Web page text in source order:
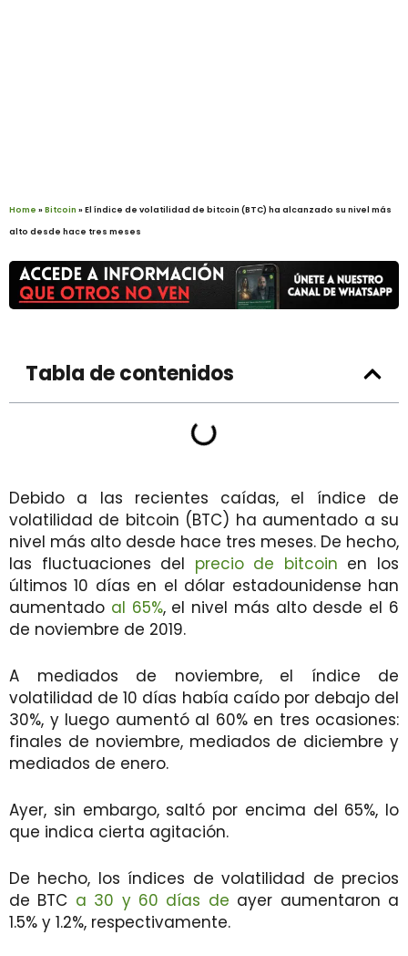
Home »Bitcoin »El índice de volatilidad de bitcoin (BTC) ha alcanzado su nivel más
alto desde hace tres meses
Tabla de contenidos
Debido a las recientes caídas, el índice de
volatilidad de bitcoin (BTC) ha aumentado a su
nivel más alto desde hace tres meses. De hecho,
las fluctuaciones del precio de bitcoin en los
últimos 10 días en el dólar estadounidense han
aumentado al 65%, el nivel más alto desde el 6
de noviembre de 2019.
A mediados de noviembre, el índice de
volatilidad de 10 días había caído por debajo del
30%, y luego aumentó al 60% en tres ocasiones:
finales de noviembre, mediados de diciembre y
mediados de enero.
Ayer, sin embargo, saltó por encima del 65%, lo
que indica cierta agitación.
De hecho, los índices de volatilidad de precios
de BTC a 30 y 60 días de ayer aumentaron a
1.5% y 1.2%, respectivamente.